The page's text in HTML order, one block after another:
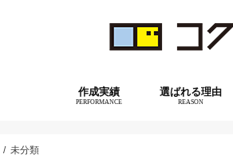
作成実績
PERFORMANCE
選ばれる理由
REASON
未分類